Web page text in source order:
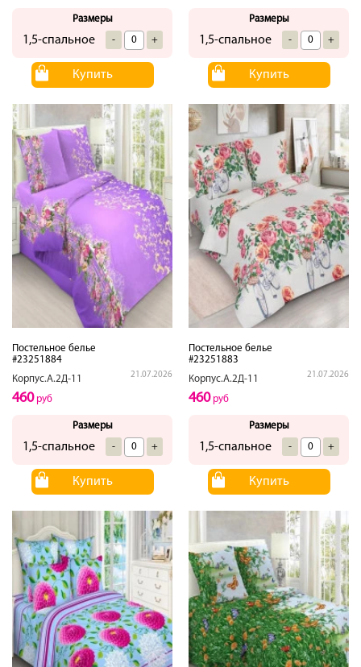
Размеры
1,5-спальное - +
Купить
Размеры
1,5-спальное - +
Купить
Постельное белье
#23251884
Корпус.А.2Д-11
21.07.2026
460руб
Размеры
1,5-спальное - +
Купить
Постельное белье
#23251883
Корпус.А.2Д-11
21.07.2026
460руб
Размеры
1,5-спальное - +
Купить